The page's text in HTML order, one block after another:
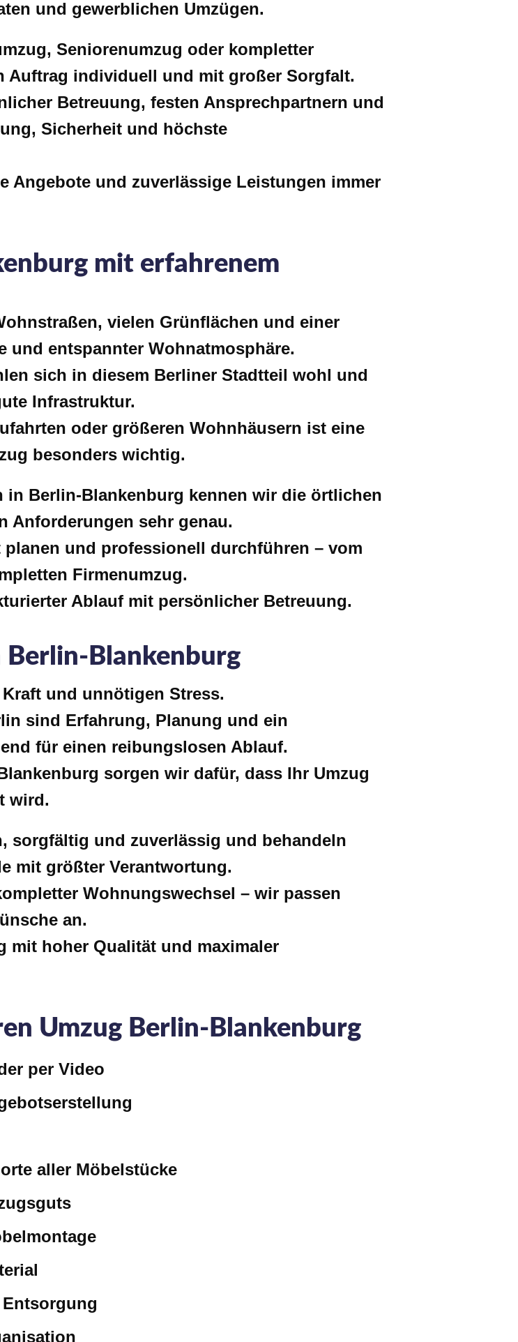
und gewerblichen Umzügen.
Seniorenumzug oder kompletter
Auftrag individuell und mit großer Sorgfalt.
Betreuung, festen Ansprechpartnern und
Sicherheit und höchste
Angebote und zuverlässige Leistungen immer
mit erfahrenem
vielen Grünflächen und einer
und entspannter Wohnatmosphäre.
sich in diesem Berliner Stadtteil wohl und
Infrastruktur.
oder größeren Wohnhäusern ist eine
besonders wichtig.
in Berlin-Blankenburg kennen wir die örtlichen
Anforderungen sehr genau.
und professionell durchführen – vom
Firmenumzug.
Ablauf mit persönlicher Betreuung.
Berlin-Blankenburg
und unnötigen Stress.
sind Erfahrung, Planung und ein
für einen reibungslosen Ablauf.
sorgen wir dafür, dass Ihr Umzug
wird.
sorgfältig und zuverlässig und behandeln
mit größter Verantwortung.
Wohnungswechsel – wir passen
an.
mit hoher Qualität und maximaler
Umzug Berlin-Blankenburg
per Video
aller Möbelstücke